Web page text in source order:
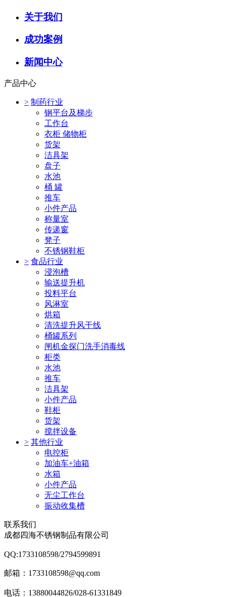
关于我们
成功案例
新闻中心
产品中心
> 制药行业
钢平台及梯步
工作台
衣柜 储物柜
货架
洁具架
盘子
水池
桶 罐
推车
小件产品
称量室
传递窗
凳子
不锈钢鞋柜
> 食品行业
浸泡槽
输送提升机
投料平台
风淋室
烘箱
清洗提升风干线
桶罐系列
闸机金探门洗手消毒线
柜类
水池
推车
洁具架
小件产品
鞋柜
货架
搅拌设备
> 其他行业
电控柜
加油车+油箱
水箱
小件产品
无尘工作台
振动收集槽
联系我们
成都四海不锈钢制品有限公司
QQ:1733108598/2794599891
邮箱：1733108598@qq.com
电话：13880044826/028-61331849